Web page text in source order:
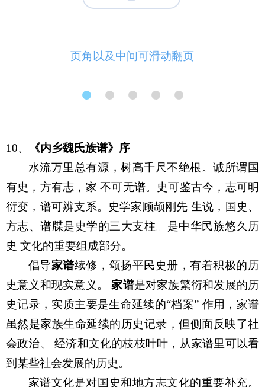
10、
《内乡魏氏族谱》序
水流万里总有源，树高千尺不绝根。诚所谓国
有史，方有志，家 不可无谱。史可鉴古今，志可明
衍变，谱可辨支系。史学家顾颉刚先 生说，国史、
方志、谱牒是史学的三大支柱。是中华民族悠久历
史 文化的重要组成部分。
倡导家谱续修，颂扬平民史册，有着积极的历
史意义和现实意义。家谱是对家族繁衍和发展的历
史记录，实质主要是生命延续的“档案” 作用，家谱
虽然是家族生命延续的历史记录，但侧面反映了社
会政治、 经济和文化的枝枝叶叶，从家谱里可以看
到某些社会发展的历史。
家谱文化是对国史和地方志文化的重要补充。